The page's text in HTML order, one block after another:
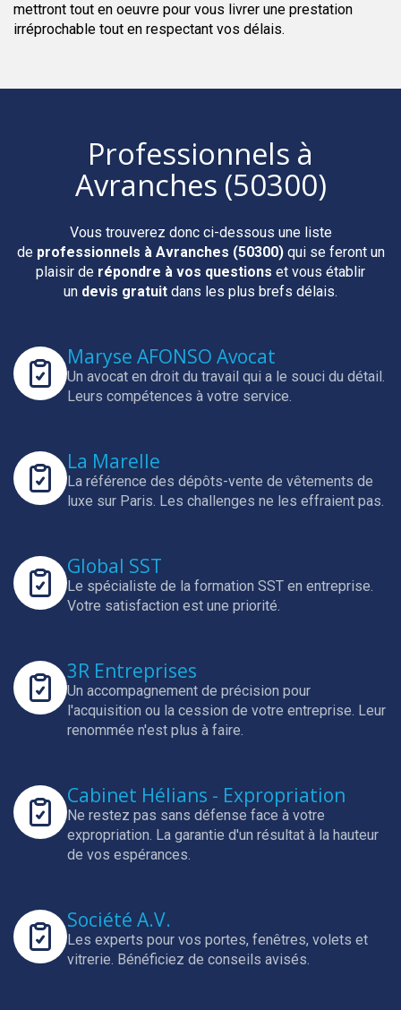
mettront tout en oeuvre pour vous livrer une prestation
irréprochable tout en respectant vos délais.
Professionnels à
Avranches (50300)
Vous trouverez donc ci-dessous une liste
de professionnels à Avranches (50300)qui se feront un
plaisir de répondre à vos questions et vous établir
un devis gratuit dans les plus brefs délais.
Maryse AFONSO Avocat
Un avocat en droit du travail qui a le souci du détail.
Leurs compétences à votre service.
La Marelle
La référence des dépôts-vente de vêtements de
luxe sur Paris. Les challenges ne les effraient pas.
Global SST
Le spécialiste de la formation SST en entreprise.
Votre satisfaction est une priorité.
3R Entreprises
Un accompagnement de précision pour
l'acquisition ou la cession de votre entreprise. Leur
renommée n'est plus à faire.
Cabinet Hélians - Expropriation
Ne restez pas sans défense face à votre
expropriation. La garantie d'un résultat à la hauteur
de vos espérances.
Société A.V.
Les experts pour vos portes, fenêtres, volets et
vitrerie. Bénéficiez de conseils avisés.